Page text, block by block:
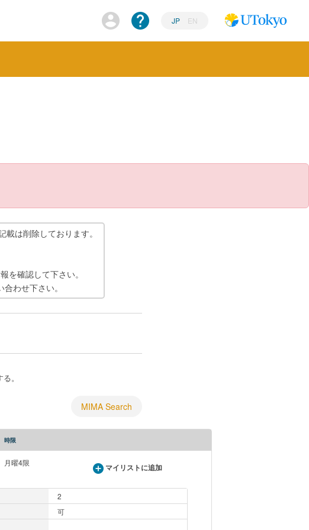
JP EN
は削除しております。
を確認して下さい。
わせ下さい。
。
MIMA Search
時限
月曜4限 マイリストに追加
2
可